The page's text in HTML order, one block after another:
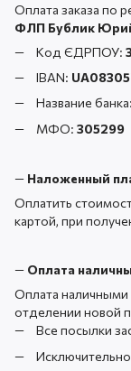
Оплата заказа по
ФЛП Бублик
Код ЄДРПОУ:
IBAN:
Название банка:
МФО: 305299
— Наложенный
Оплатить
картой, при
— Оплата
Оплата наличными
отделении новой
Все посылки